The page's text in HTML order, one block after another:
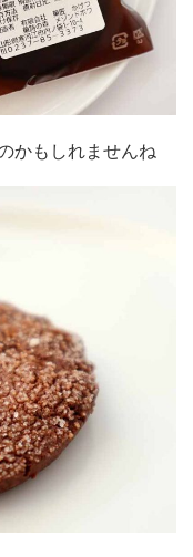
かもしれませんね